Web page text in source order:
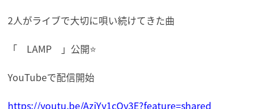
2人がライブで大切に唄い続けてきた曲
「
LAMP
」公開⭐️
YouTubeで配信開始
https://youtu.be/AziYy1cOy3E?feature=shared